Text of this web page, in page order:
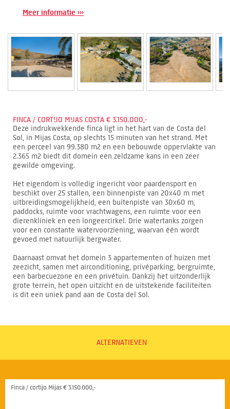
Meer informatie ›››
FINCA / CORTIJO MIJAS COSTA € 3.150.000,-
Deze indrukwekkende finca ligt in het hart van de Costa del
Sol, in Mijas Costa, op slechts 15 minuten van het strand. Met
een perceel van 99.380 m2 en een bebouwde oppervlakte van
2.365 m2 biedt dit domein een zeldzame kans in een zeer
gewilde omgeving.
Het eigendom is volledig ingericht voor paardensport en
beschikt over 25 stallen, een binnenpiste van 20x40 m met
uitbreidingsmogelijkheid, een buitenpiste van 30x60 m,
paddocks, ruimte voor vrachtwagens, een ruimte voor een
dierenkliniek en een longeercirkel. Drie watertanks zorgen
voor een constante watervoorziening, waarvan één wordt
gevoed met natuurlijk bergwater.
Daarnaast omvat het domein 3 appartementen of huizen met
zeezicht, samen met airconditioning, privéparking, bergruimte,
een barbecuezone en een privétuin. Dankzij het uitzonderlijk
grote terrein, het open uitzicht en de uitstekende faciliteiten
is dit een uniek pand aan de Costa del Sol.
ALTERNATIEVEN
Finca / cortijo Mijas € 3.150.000,-